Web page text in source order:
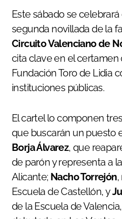
Este sábado se
segunda novillada de la
Circuito Valenciano de
cita clave en el certamen
Fundación Toro de Lidia
instituciones públicas.
El cartel lo componen
que buscarán un puesto
Borja Álvarez, que
de parón y representa a
Alicante; Nacho Torrejón
Escuela de Castellón, y
de la Escuela de